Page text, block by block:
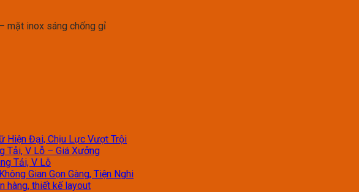
mặt inox sáng chống gỉ
Hiện Đại, Chịu Lực Vượt Trội
Tải, V Lỗ – Giá Xưởng
Tải, V Lỗ
Gian Gọn Gàng, Tiện Nghi
hàng, thiết kế layout